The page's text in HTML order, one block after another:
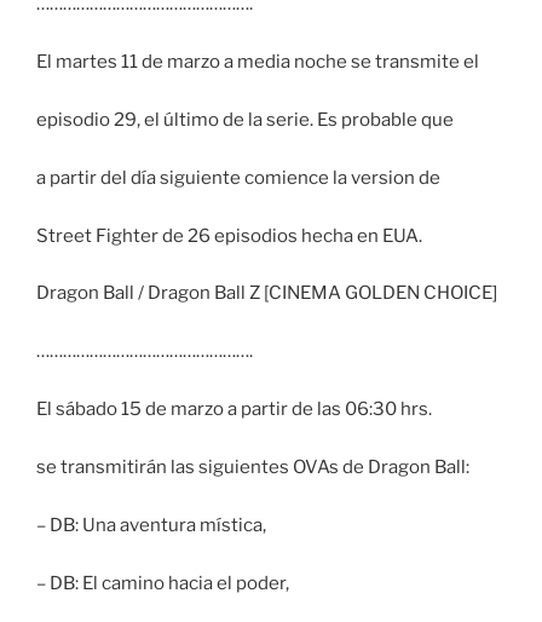
El martes 11 de marzo a media noche se transmite el
episodio 29, el último de la serie. Es probable que
a partir del día siguiente comience la version de
Street Fighter de 26 episodios hecha en EUA.
Dragon Ball / Dragon Ball Z [CINEMA GOLDEN CHOICE]
………………………………………….
El sábado 15 de marzo a partir de las 06:30 hrs.
se transmitirán las siguientes OVAs de Dragon Ball:
– DB: Una aventura mística,
– DB: El camino hacia el poder,